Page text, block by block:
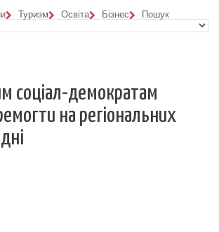
Туризм Освіта Бізнес Пошук
соціал-демократам
на регіональних